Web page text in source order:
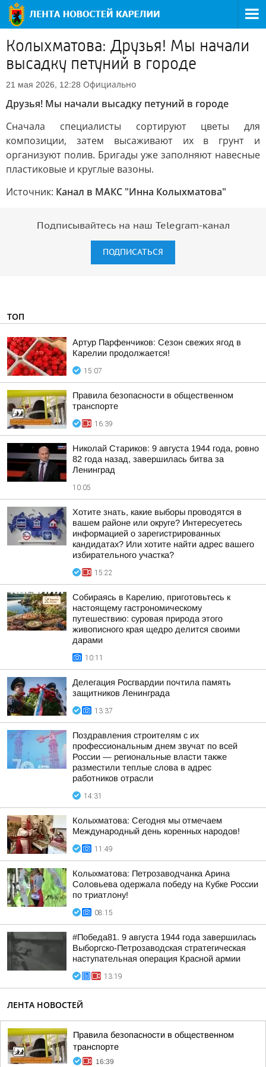
Колыхматова: Друзья! Мы начали
высадку петуний в городе
21 мая 2026, 12:28 Официально
Друзья! Мы начали высадку петуний в городе
Сначала специалисты сортируют цветы для
композиции, затем высаживают их в грунт и
организуют полив. Бригады уже заполняют навесные
пластиковые и круглые вазоны.
Источник: Канал в МАКС "Инна Колыхматова"
Подписывайтесь на наш Telegram-канал
ПОДПИСАТЬСЯ
ТОП
Артур Парфенчиков: Сезон свежих ягод в
Карелии продолжается!
15:07
Правила безопасности в общественном
транспорте
16:39
Николай Стариков: 9 августа 1944 года, ровно
82 года назад, завершилась битва за
Ленинград
10:05
Хотите знать, какие выборы проводятся в
вашем районе или округе? Интересуетесь
информацией о зарегистрированных
кандидатах? Или хотите найти адрес вашего
избирательного участка?
15:22
Собираясь в Карелию, приготовьтесь к
настоящему гастрономическому
путешествию: суровая природа этого
живописного края щедро делится своими
дарами
10:11
Делегация Росгвардии почтила память
защитников Ленинграда
13:37
Поздравления строителям с их
профессиональным днем звучат по всей
России — региональные власти также
разместили теплые слова в адрес
работников отрасли
14:31
Колыхматова: Сегодня мы отмечаем
Международный день коренных народов!
11:49
Колыхматова: Петрозаводчанка Арина
Соловьева одержала победу на Кубке России
по триатлону!
08:15
#Победа81. 9 августа 1944 года завершилась
Выборгско-Петрозаводская стратегическая
наступательная операция Красной армии
13:19
ЛЕНТА НОВОСТЕЙ
Правила безопасности в общественном
транспорте
16:39